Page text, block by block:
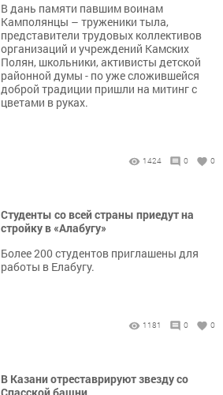
В дань памяти павшим воинам
Камполянцы – труженики тыла,
представители трудовых коллективов
организаций и учреждений Камских
Полян, школьники, активисты детской
районной думы - по уже сложившейся
доброй традиции пришли на митинг с
цветами в руках.
1424 0 0
Студенты со всей страны приедут на
стройку в «Алабугу»
Более 200 студентов приглашены для
работы в Елабугу.
1181 0 0
В Казани отреставрируют звезду со